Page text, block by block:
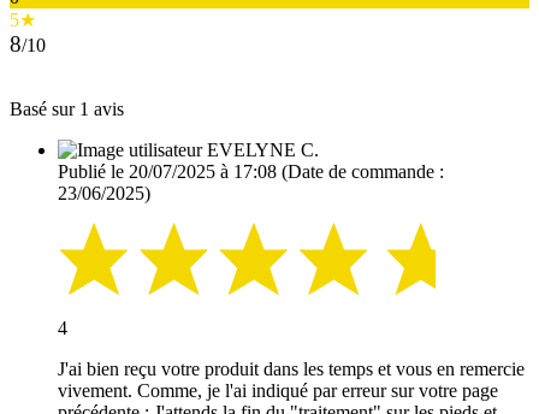
5★
8/10
Basé sur 1 avis
EVELYNE C.
Publié le 20/07/2025 à 17:08 (Date de commande :
23/06/2025)
4
J'ai bien reçu votre produit dans les temps et vous en remercie
vivement. Comme, je l'ai indiqué par erreur sur votre page